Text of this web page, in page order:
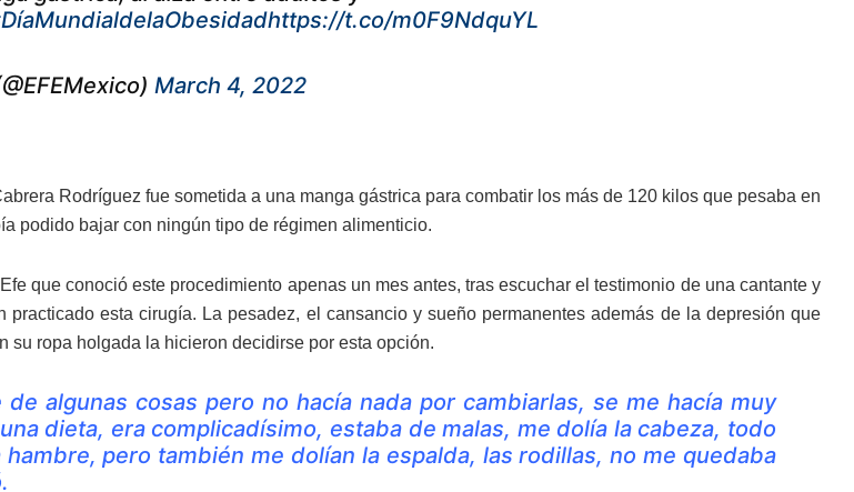
https://t.co/m0F9NdquYL
March 4, 2022
Rodríguez fue sometida a una manga gástrica para combatir los más de 120 kilos que pesaba en
podido bajar con ningún tipo de régimen alimenticio.
que conoció este procedimiento apenas un mes antes, tras escuchar el testimonio de una cantante y
esta cirugía. La pesadez, el cansancio y sueño permanentes además de la depresión que
su ropa holgada la hicieron decidirse por esta opción.
de algunas cosas pero no hacía nada por cambiarlas, se me hacía muy
dieta, era complicadísimo, estaba de malas, me dolía la cabeza, todo
pero también me dolían la espalda, las rodillas, no me quedaba